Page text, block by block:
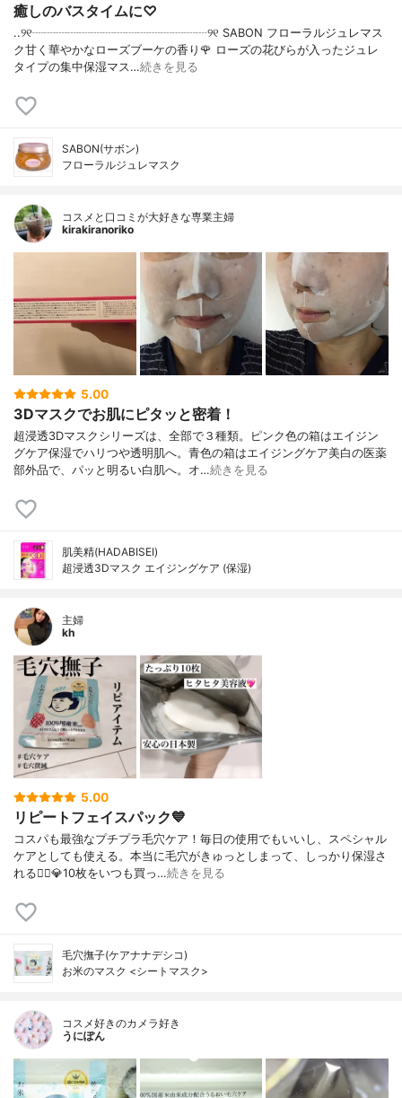
癒しのバスタイムに♡
..୨୧┈┈┈┈┈┈┈┈┈┈┈┈┈┈┈୨୧ SABON フローラルジュレマス
ク甘く華やかなローズブーケの香り🌹 ローズの花びらが入ったジュレ
タイプの集中保湿マス…続きを見る
SABON(サボン)
フローラルジュレマスク
コスメと口コミが大好きな専業主婦
kirakiranoriko
5.00
3Dマスクでお肌にピタッと密着！
超浸透3Dマスクシリーズは、全部で３種類。ピンク色の箱はエイジン
グケア保湿でハリつや透明肌へ。青色の箱はエイジングケア美白の医薬
部外品で、パッと明るい白肌へ。オ…続きを見る
肌美精(HADABISEI)
超浸透3Dマスク エイジングケア (保湿)
主婦
kh
5.00
リピートフェイスパック💙
コスパも最強なプチプラ毛穴ケア！毎日の使用でもいいし、スペシャル
ケアとしても使える。本当に毛穴がきゅっとしまって、しっかり保湿さ
れる🙆‍♀️💎10枚をいつも買っ…続きを見る
毛穴撫子(ケアナナデシコ)
お米のマスク <シートマスク>
コスメ好きのカメラ好き
うにぽん